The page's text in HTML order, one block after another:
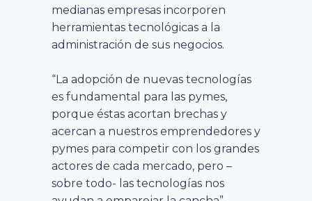
medianas empresas incorporen
herramientas tecnológicas a la
administración de sus negocios.
“La adopción de nuevas tecnologías
es fundamental para las pymes,
porque éstas acortan brechas y
acercan a nuestros emprendedores y
pymes para competir con los grandes
actores de cada mercado, pero –
sobre todo- las tecnologías nos